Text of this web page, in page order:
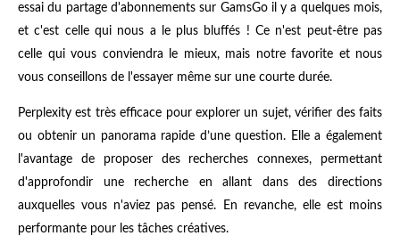
essai du partage d'abonnements sur GamsGo il y a quelques mois,
et c'est celle qui nous a le plus bluffés ! Ce n'est peut-être pas
celle qui vous conviendra le mieux, mais notre favorite et nous
vous conseillons de l'essayer même sur une courte durée.
Perplexity est très efficace pour explorer un sujet, vérifier des faits
ou obtenir un panorama rapide d’une question. Elle a également
l'avantage de proposer des recherches connexes, permettant
d'approfondir une recherche en allant dans des directions
auxquelles vous n'aviez pas pensé. En revanche, elle est moins
performante pour les tâches créatives.